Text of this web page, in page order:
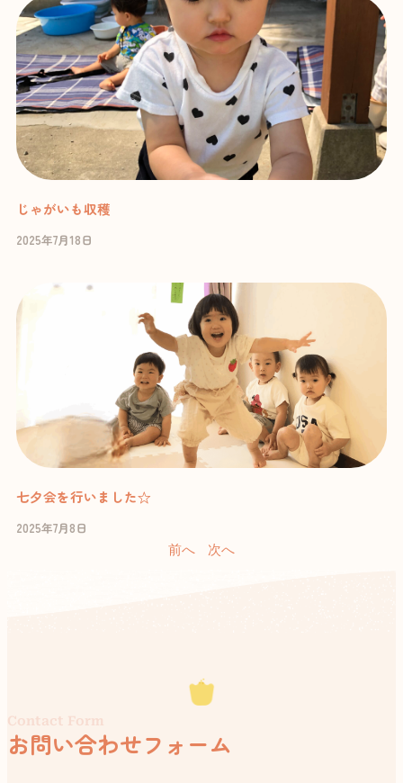
じゃがいも収穫
2025年7月18日
七夕会を行いました☆
2025年7月8日
前へ
次へ
Contact Form
お問い合わせフォーム